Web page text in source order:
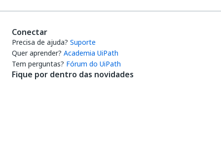
Conectar
Precisa de ajuda? Suporte
Quer aprender? Academia UiPath
Tem perguntas? Fórum do UiPath
Fique por dentro das novidades